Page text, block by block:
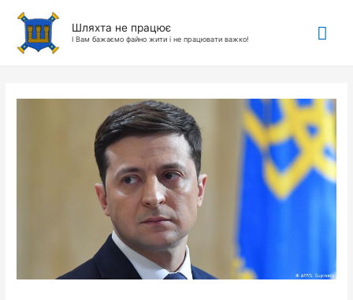
Шляхта не працює
І Вам бажаємо файно жити і не працювати важко!